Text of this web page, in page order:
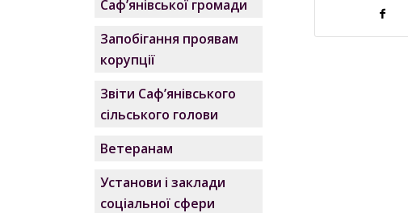
Саф’янівської громади
Запобігання проявам
корупції
Звіти Саф’янівського
сільського голови
Ветеранам
Установи і заклади
соціальної сфери